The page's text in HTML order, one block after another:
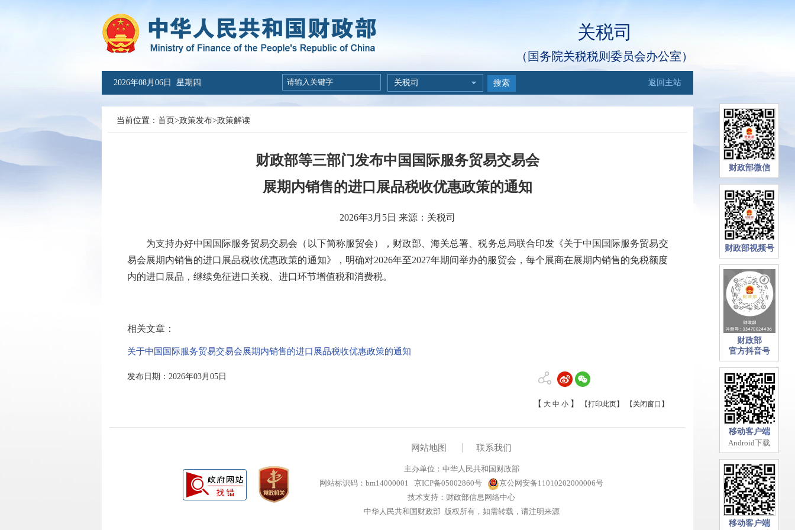
财政部微信
财政部视频号
财政部
官方抖音号
移动客户端
Android下载
移动客户端
关税司
（国务院关税税则委员会办公室）
2026年08月06日 星期四 关税司 搜索 返回主站
当前位置： 首页>政策发布>政策解读
财政部等三部门发布中国国际服务贸易交易会
展期内销售的进口展品税收优惠政策的通知
2026年3月5日 来源：关税司
为支持办好中国国际服务贸易交易会（以下简称服贸会），财政部、海关总署、税务总局联合印发《关于中国国际服务贸易交
易会展期内销售的进口展品税收优惠政策的通知》，明确对2026年至2027年期间举办的服贸会，每个展商在展期内销售的免税额度
内的进口展品，继续免征进口关税、进口环节增值税和消费税。
相关文章：
关于中国国际服务贸易交易会展期内销售的进口展品税收优惠政策的通知
发布日期：2026年03月05日
【 大 中 小 】 【打印此页】 【关闭窗口】
网站地图 联系我们
主办单位：中华人民共和国财政部
网站标识码：bm14000001
京ICP备05002860号
京公网安备11010202000006号
技术支持：财政部信息网络中心
中华人民共和国财政部 版权所有，如需转载，请注明来源